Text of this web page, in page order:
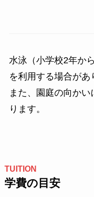
水泳（小学校2年か
を利用する場合があ
また、園庭の向かい
ります。
TUITION
学費の目安